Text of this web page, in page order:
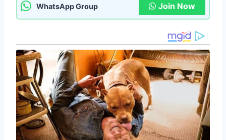
WhatsApp Group Join Now